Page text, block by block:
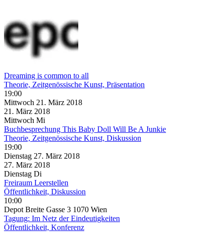
Dreaming is common to all
Theorie, Zeitgenössische Kunst, Präsentation
19:00
Mittwoch 21. März 2018
21. März 2018
Mittwoch Mi
Buchbesprechung This Baby Doll Will Be A Junkie
Theorie, Zeitgenössische Kunst, Diskussion
19:00
Dienstag 27. März 2018
27. März 2018
Dienstag Di
Freiraum Leerstellen
Öffentlichkeit, Diskussion
10:00
Depot Breite Gasse 3 1070 Wien
Tagung: Im Netz der Eindeutigkeiten
Öffentlichkeit, Konferenz